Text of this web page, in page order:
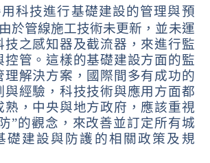
科技進行基礎建設的管理與預
由於管線施工技術未更新，並未運
技之感知器及截流器，來進行監
控管。這樣的基礎建設方面的監
理解決方案，國際間多有成功的
與經驗，科技技術與應用方面都
熟，中央與地方政府，應該重視
”的觀念，來改善並訂定所有城
礎建設與防護的相關政策及規